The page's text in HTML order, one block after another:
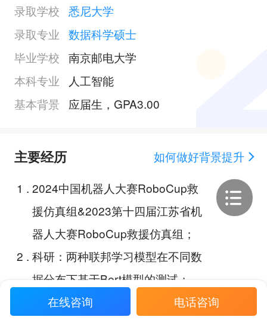
录取学校 悉尼大学
录取专业 数据科学硕士
毕业学校 南京邮电大学
本科专业
人工智能
基本背景
应届生，GPA3.00
主要经历
如何做好背景提升
1 . 2024中国机器人大赛RoboCup救
援仿真组&2023第十四届江苏省机
器人大赛RoboCup救援仿真组；
2 . 科研：两种联邦学习模型在不同数
据分布下基于Bert模型的测试；
论文《基于 DBN 的船舶系统健康
在线咨询 电话咨询